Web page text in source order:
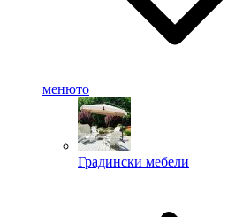
менюто
Градински мебели